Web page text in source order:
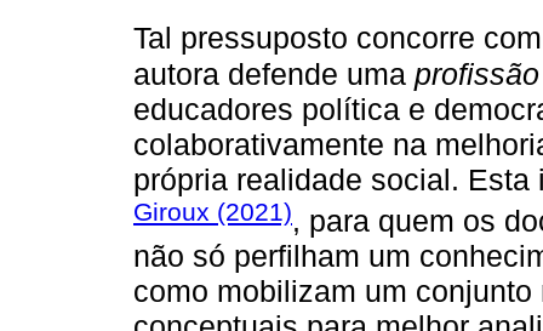
Tal pressuposto concorre
autora defende uma
educadores política e
colaborativamente na
própria realidade social.
Giroux (2021), para quem os
não só perfilham um
como mobilizam um